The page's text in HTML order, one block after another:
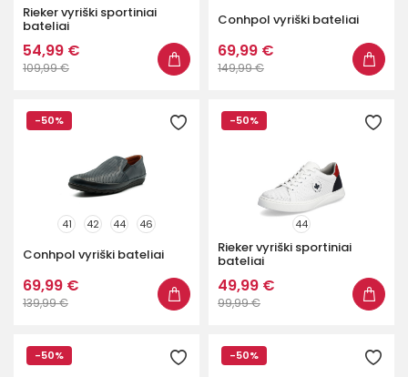
Rieker vyriški sportiniai
bateliai
54,99 €
109,99 €
Conhpol vyriški bateliai
69,99 €
149,99 €
-50%
41 42 44 46
Conhpol vyriški bateliai
69,99 €
139,99 €
-50%
44
Rieker vyriški sportiniai
bateliai
49,99 €
99,99 €
-50% -50%